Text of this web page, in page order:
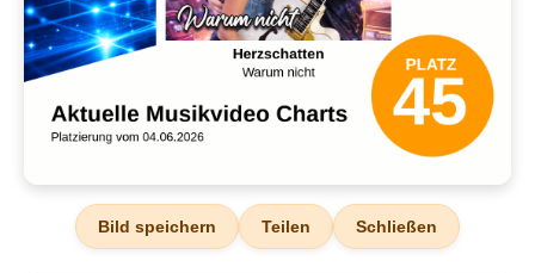
Bild speichern Teilen Schließen